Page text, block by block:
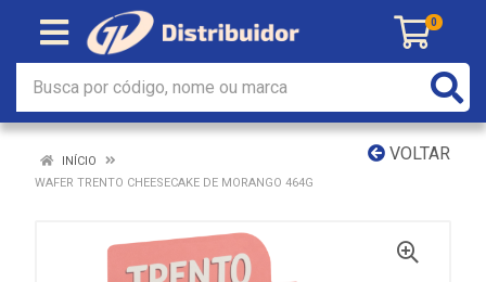
0
VOLTAR
INÍCIO
WAFER TRENTO CHEESECAKE DE MORANGO 464G